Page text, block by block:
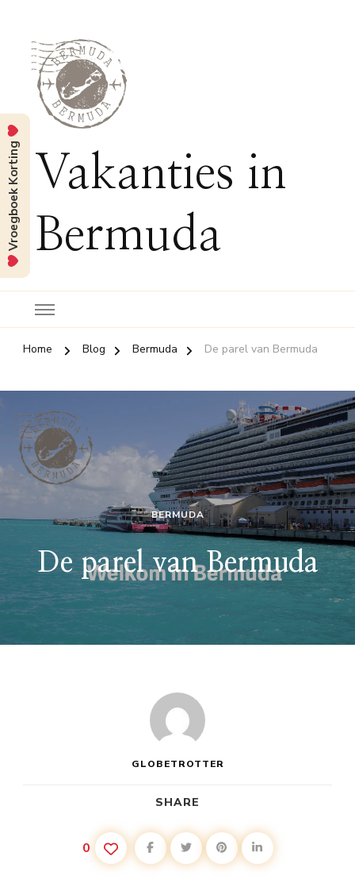
Vakanties in
Bermuda
Home Blog Bermuda De parel van Bermuda
BERMUDA
De parel van Bermuda
GLOBETROTTER
SHARE
0
Vroegboek Korting